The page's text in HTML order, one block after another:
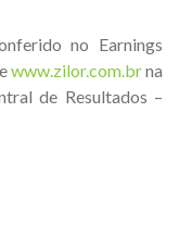
no Earnings
www.zilor.com.brna
de Resultados –